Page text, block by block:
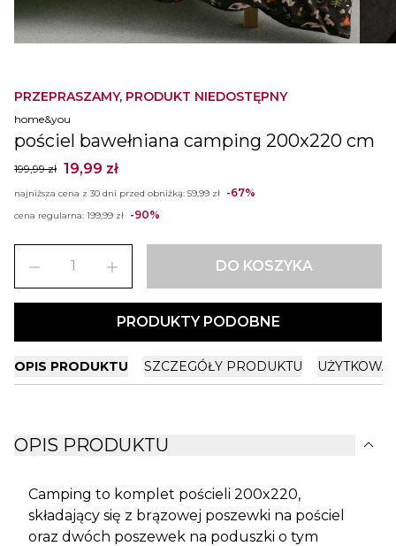
PRZEPRASZAMY, PRODUKT NIEDOSTĘPNY
home&you
pościel bawełniana camping 200x220 cm
199,99 zł 19,99 zł
najniższa cena z 30 dni przed obniżką: 59,99 zł -67%
cena regularna: 199,99 zł -90%
remove add DO KOSZYKA
PRODUKTY PODOBNE
OPIS PRODUKTU SZCZEGÓŁY PRODUKTU
OPIS PRODUKTU expand_more
Camping to komplet pościeli 200x220,
składający się z brązowej poszewki na pościel
oraz dwóch poszewek na poduszki o tym